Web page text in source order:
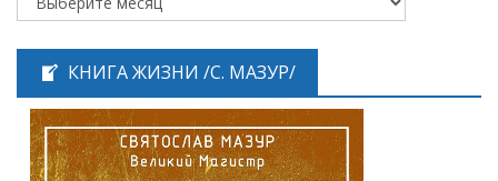
КНИГА ЖИЗНИ /С. МАЗУР/